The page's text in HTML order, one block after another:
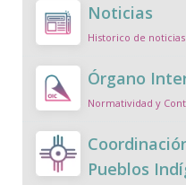
Noticias
Historico de noticias
Órgano
Normatividad y
Pueblos